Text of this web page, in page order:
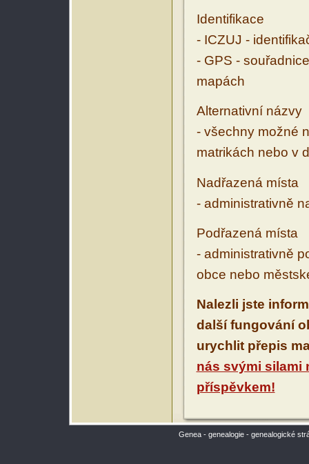
Identifikace
- ICZUJ -
- GPS -
mapách
Alternativní názvy
- všechny možné
matrikách nebo v
Nadřazená místa
- administrativně
Podřazená místa
- administrativně
obce nebo
Nalezli jste
další fungování
urychlit přepis
nás svými silami
příspěvkem!
Genea - genealogie - genealogické